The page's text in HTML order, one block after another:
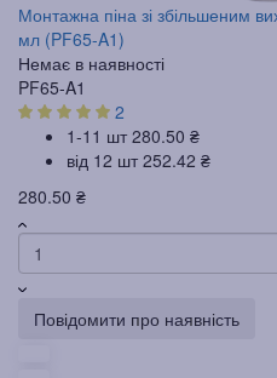
Монтажна піна зі збільшеним
мл (PF65-A1)
Немає в наявності
PF65-A1
2
1-11 шт 280.50 ₴
від 12 шт 252.42 ₴
280.50 ₴
Повідомити про наявність